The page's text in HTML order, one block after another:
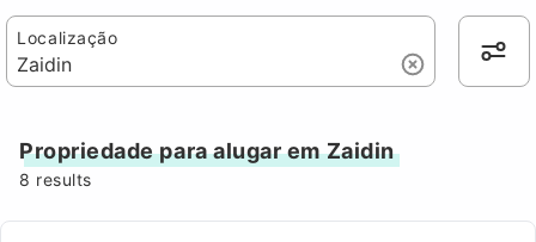
Localização
Propriedade para alugar em Zaidin
8 results